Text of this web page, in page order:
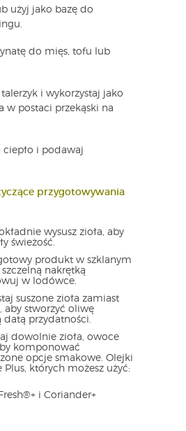
użyj jako bazę do
do mięs, tofu lub
talerzyk i wykorzystaj jako
w postaci przekąski na
ciepło i podawaj
przygotowywania
wysusz zioła, aby
świeżość.
produkt w szklanym
szczelną nakrętką
w lodówce.
suszone zioła zamiast
aby stworzyć oliwę
datą przydatności.
dowolnie zioła, owoce
komponować
opcje smakowe. Olejki
Plus, których możesz użyć:
i Coriander+